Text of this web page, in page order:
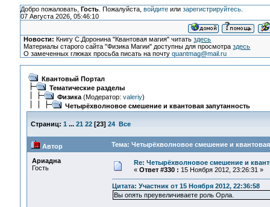
Добро пожаловать, Гость. Пожалуйста, войдитеили зарегистрируйтесь.
07 Августа 2026, 05:46:10
Новости: Книгу С.Доронина "Квантовая магия" читатьздесь
Материалы старого сайта "Физика Магии" доступны для просмотраздесь
О замеченных глюках просьба писать на почтуquantmag@mail.ru
Квантовый Портал
Тематические разделы
Физика(Модератор: valeriy)
Четырёхволновое смешение и квантовая запутанность
Страниц: 1 ... 21 22[23] 24 Все
Автор Тема: Четырёхволновое смешение и
Ариадна
Гость
Re: Четырёхволновое смешение и
« Ответ #330 : 15 Ноября 2012, 23:26:31 »
Цитата: Участник от 15 Ноября 2012, 22:36:58
Вы опять преувеличиваете роль Орла.